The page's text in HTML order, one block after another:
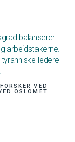
balanserer
arbeidstakerne.
ledere
VED
OSLOMET.